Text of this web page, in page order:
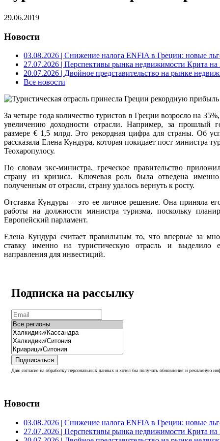
29.06.2019
Новости
03.08.2026 | Снижение налога ENFIA в Греции: новые
27.07.2026 | Перспективы рынка недвижимости Крита на
20.07.2026 | Двойное представительство на рынке
Все новости
За четыре года количество туристов в Греции возросло на
увеличению доходности отрасли. Например, за прошлый
размере € 1,5 млрд. Это рекордная цифра для страны. Об
рассказала Елена Кундура, которая покидает пост министра
Теохаропулосу.
По словам экс-министра, греческое правительство
страну из кризиса. Ключевая роль была отведена именно
полученным от отрасли, страну удалось вернуть к росту.
Отставка Кундуры – это ее личное решение. Она приняла
работы на должности министра туризма, поскольку
Европейский парламент.
Елена Кундура считает правильным то, что впервые за
ставку именно на туристическую отрасль и выделило
направления для инвестиций.
Подписка на рассылку
Подписаться
Даю согласие на обработку персональных данных и хотел бы получать обновления и рекламную
Новости
03.08.2026 | Снижение налога ENFIA в Греции: новые
27.07.2026 | Перспективы рынка недвижимости Крита на